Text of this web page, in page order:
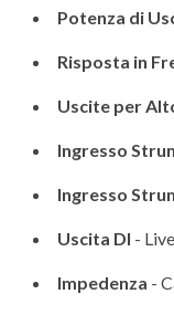
Potenza di
Risposta in
Uscite per
Ingresso
Ingresso
Uscita DI -
Impedenza -